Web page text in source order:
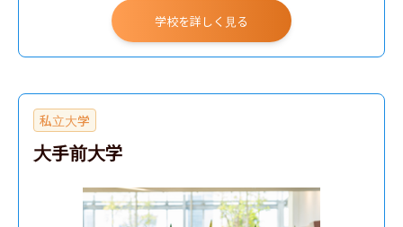
学校を詳しく見る
私立大学
大手前大学